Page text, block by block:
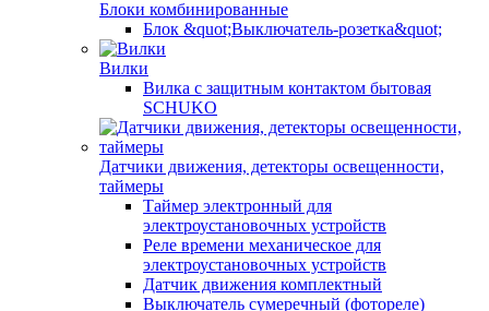
Блоки комбинированные
Блок &quot;Выключатель-розетка&quot;
Вилки
Вилка с защитным контактом бытовая
SCHUKO
Датчики движения, детекторы освещенности,
таймеры
Таймер электронный для
электроустановочных устройств
Реле времени механическое для
электроустановочных устройств
Датчик движения комплектный
Выключатель сумеречный (фотореле)